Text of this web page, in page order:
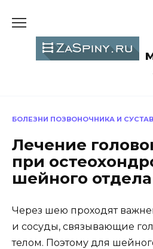
содержанию
БОЛЕЗНИ ПОЗВОНОЧНИКА И
Лечение
при
шейного отдела
Через шею проходят
и сосуды, связывающие
телом. Поэтому для